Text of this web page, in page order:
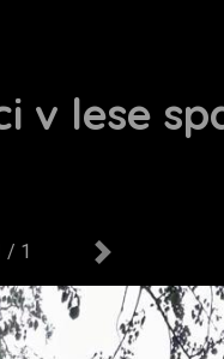
v lese
/ 1 Next